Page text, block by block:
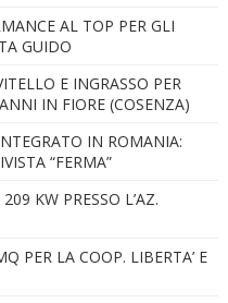
AL TOP PER GLI
GUIDO
E INGRASSO PER
IN FIORE (COSENZA)
IN ROMANIA:
“FERMA”
KW PRESSO L’AZ.
PER LA COOP. LIBERTA’ E